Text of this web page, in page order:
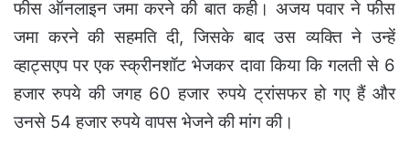
फीस ऑनलाइन जमा करने की बात कही। अजय पवार ने फीस
जमा करने की सहमति दी, जिसके बाद उस व्यक्ति ने उन्हें
व्हाट्सएप पर एक स्क्रीनशॉट भेजकर दावा किया कि गलती से 6
हजार रुपये की जगह 60 हजार रुपये ट्रांसफर हो गए हैं और
उनसे 54 हजार रुपये वापस भेजने की मांग की।